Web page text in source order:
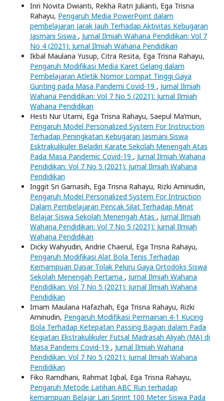
Inri Novita Dwianti, Rekha Ratri Julianti, Ega Trisna
Rahayu, Pengaruh Media PowerPoint dalam
pembelajaran Jarak Jauh Terhadap Aktivitas Kebugaran
Jasmani Siswa , Jurnal Ilmiah Wahana Pendidikan: Vol 7
No 4 (2021): Jurnal Ilmiah Wahana Pendidikan
Ikbal Maulana Yusup, Citra Resita, Ega Trisna Rahayu,
Pengaruh Modifikasi Media Karet Gelang dalam
Pembelajaran Atletik Nomor Lompat Tinggi Gaya
Gunting pada Masa Pandemi Covid-19 , Jurnal Ilmiah
Wahana Pendidikan: Vol 7 No 5 (2021): Jurnal Ilmiah
Wahana Pendidikan
Hesti Nur Utami, Ega Trisna Rahayu, Saepul Ma’mun,
Pengaruh Model Personalized System For Instruction
Terhadap Peningkatan Kebugaran Jasmani Siswa
Esktrakulikuler Beladiri Karate Sekolah Menengah Atas
Pada Masa Pandemic Covid-19 , Jurnal Ilmiah Wahana
Pendidikan: Vol 7 No 5 (2021): Jurnal Ilmiah Wahana
Pendidikan
Inggit Sri Garnasih, Ega Trisna Rahayu, Rizki Aminudin,
Pengaruh Model Personalized System For Intruction
Dalam Pembelajaran Pencak Silat Terhadap Minat
Belajar Siswa Sekolah Menengah Atas , Jurnal Ilmiah
Wahana Pendidikan: Vol 7 No 5 (2021): Jurnal Ilmiah
Wahana Pendidikan
Dicky Wahyudin, Andrie Chaerul, Ega Trisna Rahayu,
Pengaruh Modifikasi Alat Bola Tenis Terhadap
Kemampuan Dasar Tolak Peluru Gaya Ortodoks Siswa
Sekolah Menengah Pertama , Jurnal Ilmiah Wahana
Pendidikan: Vol 7 No 5 (2021): Jurnal Ilmiah Wahana
Pendidikan
Imam Maulana Hafazhah, Ega Trisna Rahayu, Rizki
Aminudin, Pengaruh Modifikasi Permainan 4-1 Kucing
Bola Terhadap Ketepatan Passing Bagian dalam Pada
Kegiatan Ekstrakulikuler Futsal Madrasah Aliyah (MA) di
Masa Pandemi Covid-19 , Jurnal Ilmiah Wahana
Pendidikan: Vol 7 No 5 (2021): Jurnal Ilmiah Wahana
Pendidikan
Fiko Ramdhani, Rahmat Iqbal, Ega Trisna Rahayu,
Pengaruh Metode Latihan ABC Run terhadap
kemampuan Belajar Lari Sprint 100 Meter Siswa Pada